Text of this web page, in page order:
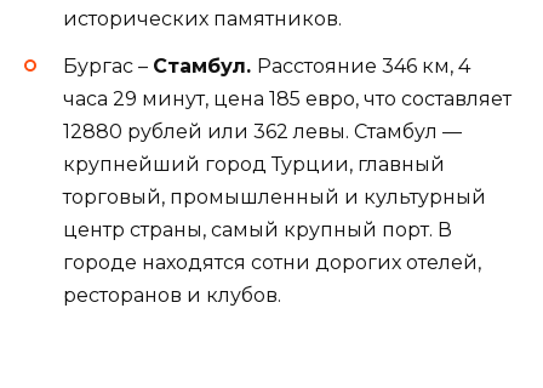
исторических памятников.
Бургас – Стамбул. Расстояние 346 км, 4
часа 29 минут, цена 185 евро, что составляет
12880 рублей или 362 левы. Стамбул —
крупнейший город Турции, главный
торговый, промышленный и культурный
центр страны, самый крупный порт. В
городе находятся сотни дорогих отелей,
ресторанов и клубов.